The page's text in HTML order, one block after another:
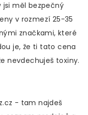
měl bezpečný
v rozmezí 25-35
značkami, které
je, že ti tato cena
nevdechuješ toxiny.
- tam najdeš